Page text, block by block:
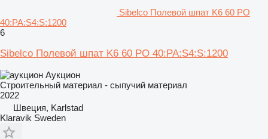
Sibelco Полевой шпат K6 60 PO
40:PA:S4:S:1200
6
Sibelco Полевой шпат K6 60 PO 40:PA:S4:S:1200
Аукцион
Строительный материал - сыпучий материал
2022
Швеция, Karlstad
Klaravik Sweden